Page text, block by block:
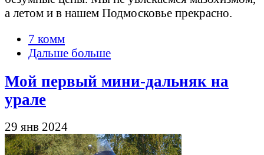
а летом и в нашем Подмосковье прекрасно.
7 комм
Дальше больше
Мой первый мини-дальняк на
урале
29 янв 2024